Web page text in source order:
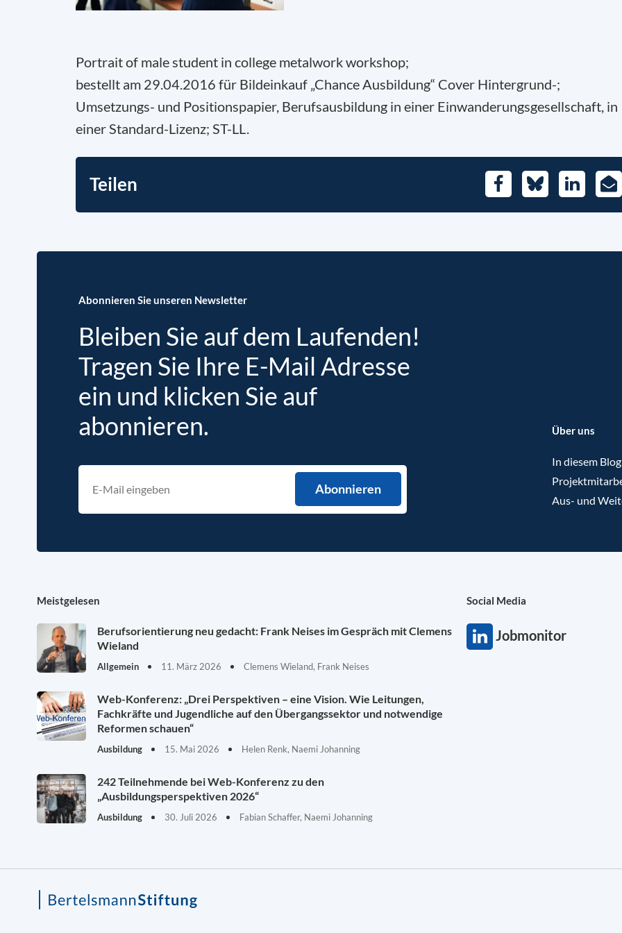
Portrait of male student in college metalwork workshop;
bestellt am 29.04.2016 für Bildeinkauf „Chance Ausbildung“ Cover Hintergrund-;
Umsetzungs- und Positionspapier, Berufsausbildung in einer Einwanderungsgesellschaft, in
einer Standard-Lizenz; ST-LL.
Teilen FacebookBlueskyLinkedIn
E-
Abonnieren Sie unseren Newsletter
Bleiben Sie auf dem Laufenden!
Tragen Sie Ihre E-Mail Adresse
ein und klicken Sie auf
abonnieren.
Über uns
In diesem
Aus- und
Meistgelesen
Berufsorientierung neu gedacht: Frank Neises im Gespräch mit Clemens
Wieland
Allgemein 11. März 2026 Clemens Wieland, Frank Neises
Web-Konferenz: „Drei Perspektiven – eine Vision. Wie Leitungen,
Fachkräfte und Jugendliche auf den Übergangssektor und notwendige
Reformen schauen“
Ausbildung 15. Mai 2026 Helen Renk, Naemi Johanning
242 Teilnehmende bei Web-Konferenz zu den
„Ausbildungsperspektiven 2026“
Ausbildung 30. Juli 2026 Fabian Schaffer, Naemi Johanning
Social Media
Jobmonitor